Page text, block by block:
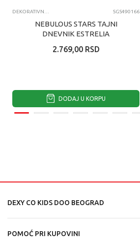
DEKORATIVNI SETOVI I DODACI SGS490166
NEBULOUS STARS TAJNI
DNEVNIK ESTRELIA
2.769,00 RSD
DODAJ U KORPU
DEXY CO KIDS DOO BEOGRAD
POMOĆ PRI KUPOVINI